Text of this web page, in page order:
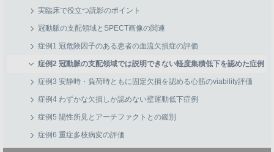
実臨床で役立つ読影のポイント
冠動脈の支配領域とSPECT画像の関連
症例1 冠危険因子のある患者の血流欠損症の評価
症例2 冠動脈の支配領域では説明できない軽度集積低下を認めた症例
症例3 安静時・負荷時ともに固定欠損を認める心筋のviability評価
症例4 わずかな欠損しか認めない壁運動低下症例
症例5 陽性所見とアーチファクトとの鑑別
症例6 重症多枝病変の評価